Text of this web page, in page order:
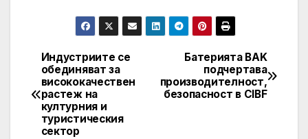
Post
navigation
Батерията BAK
подчертава
производителност,
безопасност в CIBF
Индустриите се
обединяват за
висококачествен
растеж на
културния и
туристическия
сектор